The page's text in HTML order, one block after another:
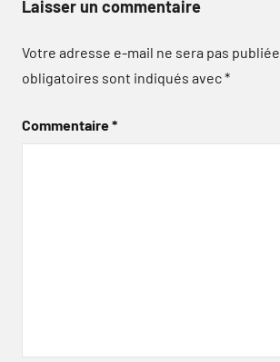
Laisser un commentaire
Votre adresse e-mail ne sera pas publiée.
obligatoires sont indiqués avec*
Commentaire*